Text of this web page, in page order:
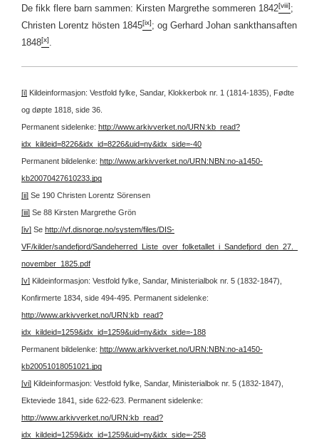
De fikk flere barn sammen: Kirsten Margrethe sommeren 1842[viii];
Christen Lorentz hösten 1845[ix]; og Gerhard Johan sankthansaften
1848[x]
[i] Kildeinformasjon: Vestfold fylke, Sandar, Klokkerbok nr. 1 (1814-1835), Fødte
og døpte 1818, side 36.
Permanent sidelenke: http://www.arkivverket.no/URN:kb_read?
idx_kildeid=8226&idx_id=8226&uid=ny&idx_side=-40
Permanent bildelenke: http://www.arkivverket.no/URN:NBN:no-a1450-
kb20070427610233.jpg
[ii] Se 190 Christen Lorentz Sörensen
[iii] Se 88 Kirsten Margrethe Grön
[iv] Se http://vf.disnorge.no/system/files/DIS-
VF/kilder/sandefjord/Sandeherred_Liste_over_folketallet_i_Sandefjord_den_27._
november_1825.pdf
[v] Kildeinformasjon: Vestfold fylke, Sandar, Ministerialbok nr. 5 (1832-1847),
Konfirmerte 1834, side 494-495. Permanent sidelenke:
http://www.arkivverket.no/URN:kb_read?
idx_kildeid=1259&idx_id=1259&uid=ny&idx_side=-188
Permanent bildelenke: http://www.arkivverket.no/URN:NBN:no-a1450-
kb20051018051021.jpg
[vi] Kildeinformasjon: Vestfold fylke, Sandar, Ministerialbok nr. 5 (1832-1847),
Ekteviede 1841, side 622-623. Permanent sidelenke:
http://www.arkivverket.no/URN:kb_read?
idx_kildeid=1259&idx_id=1259&uid=ny&idx_side=-258